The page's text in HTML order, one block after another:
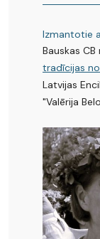
Izmantotie
Bauskas
tradīcijas
Latvijas
"Valērija